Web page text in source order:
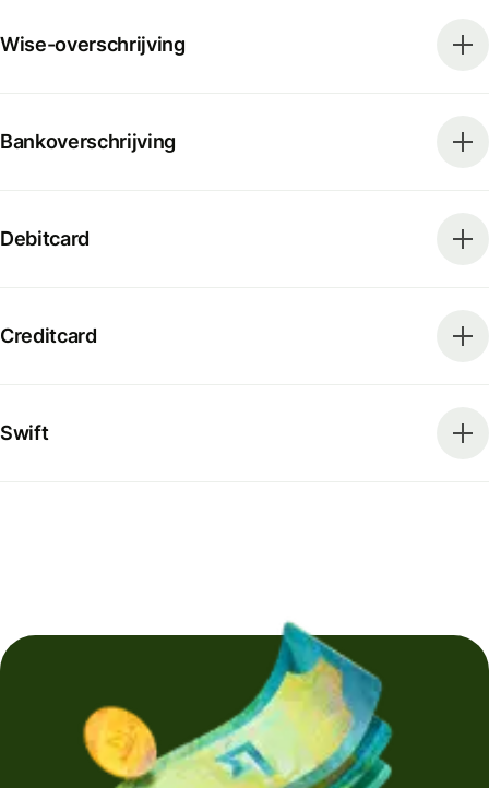
Wise-overschrijving
Bankoverschrijving
Debitcard
Creditcard
Swift